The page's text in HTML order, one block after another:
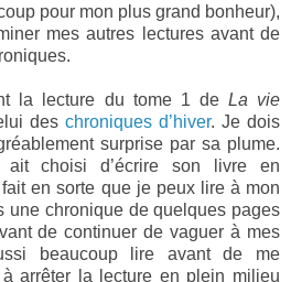
pour mon plus grand bonheur),
mes autres lectures avant de
la lecture du tome 1 de La vie
des chroniques d’hiver. Je dois
surprise par sa plume.
ait choisi d’écrire son livre en
en sorte que je peux lire à mon
une chronique de quelques pages
de continuer de vaguer à mes
beaucoup lire avant de me
arrêter la lecture en plein milieu